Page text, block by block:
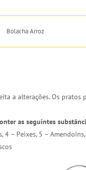
Bolacha Arroz
a alterações. Os
as seguintes
4 – Peixes, 5 –